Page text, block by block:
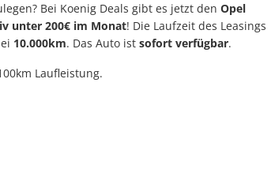
Bei Koenig Deals gibt es jetzt den Opel
unter 200€ im Monat! Die Laufzeit des Leasings
10.000km. Das Auto ist sofort verfügbar.
Laufleistung.